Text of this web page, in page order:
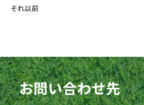
それ以前
お問い合わせ先